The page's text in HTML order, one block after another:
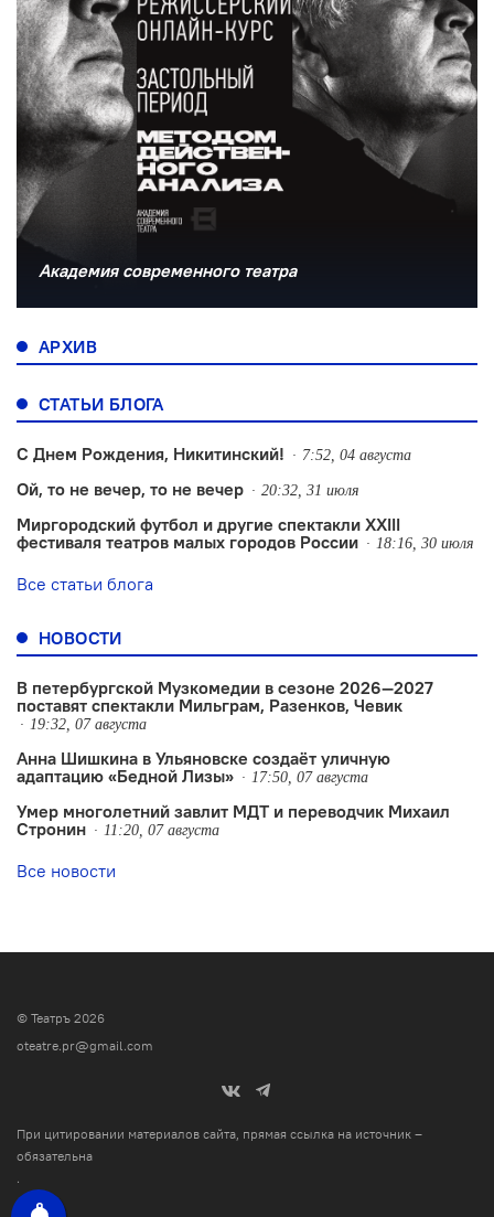
Академия современного театра
АРХИВ
СТАТЬИ БЛОГА
С Днем Рождения, Никитинский! 7:52, 04 августа
Ой, то не вечер, то не вечер 20:32, 31 июля
Миргородский футбол и другие спектакли XXIII
фестиваля театров малых городов России
18:16, 30 июля
Все статьи блога
НОВОСТИ
В петербургской Музкомедии в сезоне 2026—2027
поставят спектакли Мильграм, Разенков, Чевик
19:32, 07 августа
Анна Шишкина в Ульяновске создаëт уличную
адаптацию «Бедной Лизы»
17:50, 07 августа
Умер многолетний завлит МДТ и переводчик Михаил
Стронин
11:20, 07 августа
Все новости
© Театръ 2026
oteatre.pr@gmail.com
При цитировании материалов сайта, прямая ссылка на источник –
обязательна
.